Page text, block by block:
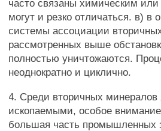
часто связаны химическим
могут и резко отличаться. в) в
системы ассоциации
рассмотренных выше
полностью уничтожаются.
неоднократно и циклично.
4. Среди вторичных
ископаемыми, особое
большая часть промышленных